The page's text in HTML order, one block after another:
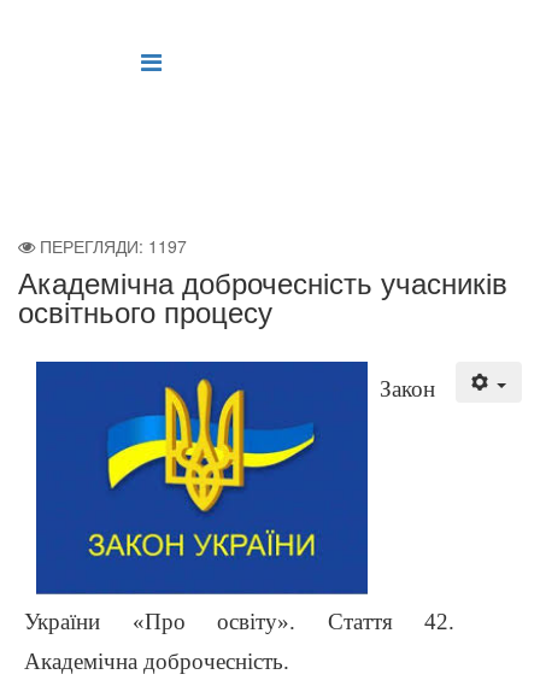
ПЕРЕГЛЯДИ: 1197
Академічна доброчесність учасників
освітнього процесу
Закон
України «Про освіту». Стаття 42.
Академічна доброчесність.